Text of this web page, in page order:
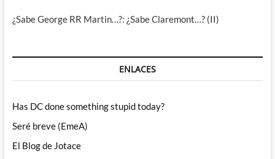
¿Sabe George RR Martin…?: ¿Sabe Claremont…? (II)
ENLACES
Has DC done something stupid today?
Seré breve (EmeA)
El Blog de Jotace